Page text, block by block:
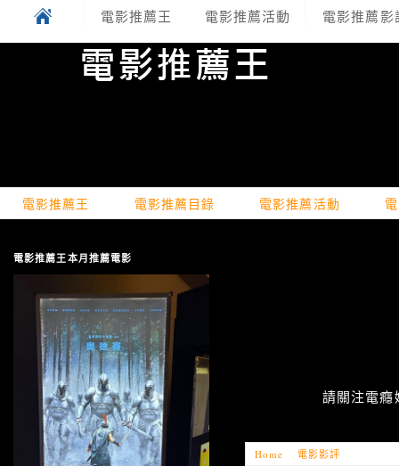
電影推薦王 電影推薦活動 電影推薦影
電影推薦王 電影推薦目錄 電影推薦活動
請關注電
Home 電影影評
電影推薦王本月推薦電影